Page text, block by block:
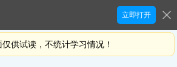
立即打开
供试读，不统计学习情况！